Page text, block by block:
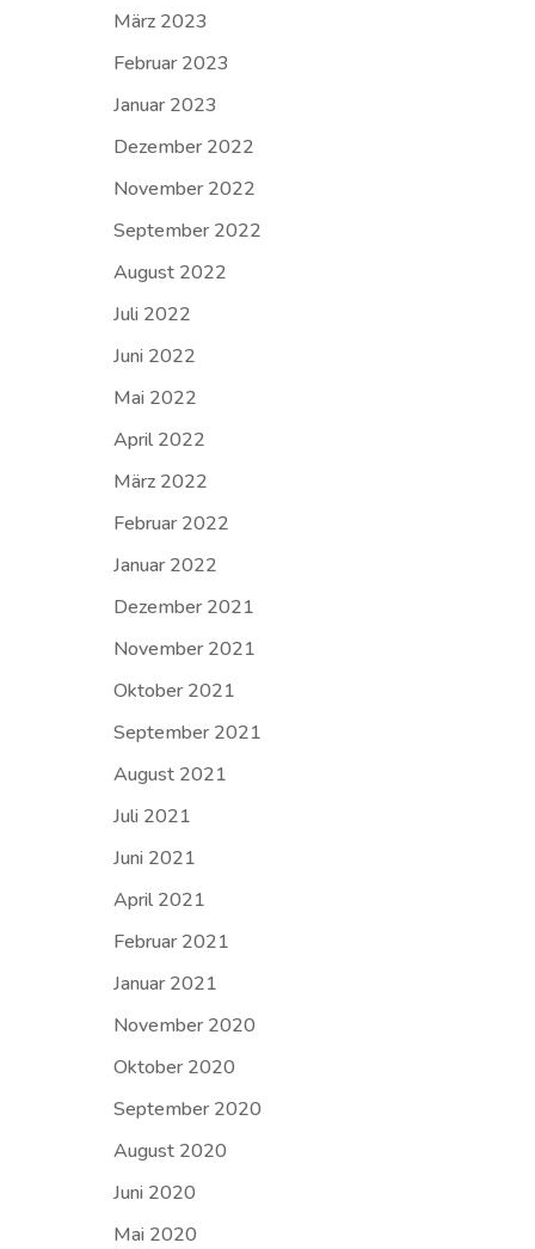
März 2023
Februar 2023
Januar 2023
Dezember 2022
November 2022
September 2022
August 2022
Juli 2022
Juni 2022
Mai 2022
April 2022
März 2022
Februar 2022
Januar 2022
Dezember 2021
November 2021
Oktober 2021
September 2021
August 2021
Juli 2021
Juni 2021
April 2021
Februar 2021
Januar 2021
November 2020
Oktober 2020
September 2020
August 2020
Juni 2020
Mai 2020